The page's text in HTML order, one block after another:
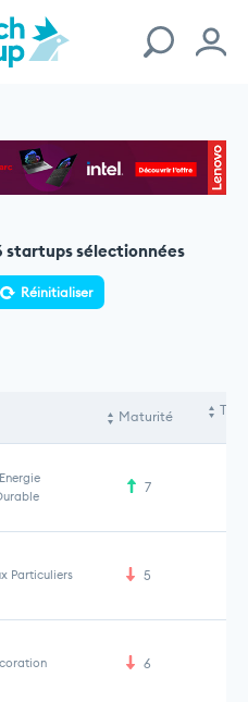
startups sélectionnées
Réinitialiser
Maturité
7
Particuliers 5
6